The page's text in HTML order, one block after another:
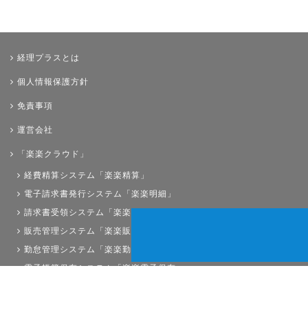
経理プラスとは
個人情報保護方針
免責事項
運営会社
「楽楽クラウド」
経費精算システム「楽楽精算」
電子請求書発行システム「楽楽明細」
請求書受領システム「楽楽請求」
販売管理システム「楽楽販売」
勤怠管理システム「楽楽勤怠」
電子帳簿保存システム「楽楽電子保存」